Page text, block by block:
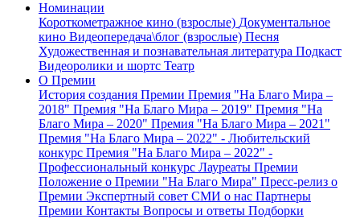
Номинации
Короткометражное кино (взрослые) Документальное
кино Видеопередача\блог (взрослые) Песня
Художественная и познавательная литература Подкаст
Видеоролики и шортс Театр
О Премии
История создания Премии Премия "На Благо Мира –
2018" Премия "На Благо Мира – 2019" Премия "На
Благо Мира – 2020" Премия "На Благо Мира – 2021"
Премия "На Благо Мира – 2022" - Любительский
конкурс Премия "На Благо Мира – 2022" -
Профессиональный конкурс Лауреаты Премии
Положение о Премии "На Благо Мира" Пресс-релиз о
Премии Экспертный совет СМИ о нас Партнеры
Премии Контакты Вопросы и ответы Подборки